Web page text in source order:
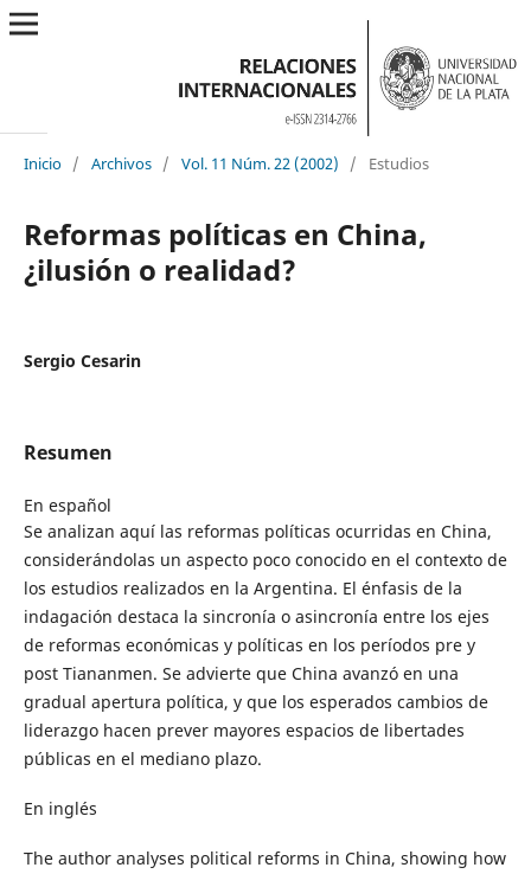
Inicio / Archivos / Vol. 11 Núm. 22 (2002) / Estudios
Reformas políticas en China,
¿ilusión o realidad?
Sergio Cesarin
Resumen
En español
Se analizan aquí las reformas políticas ocurridas en China,
considerándolas un aspecto poco conocido en el contexto de
los estudios realizados en la Argentina. El énfasis de la
indagación destaca la sincronía o asincronía entre los ejes
de reformas económicas y políticas en los períodos pre y
post Tiananmen. Se advierte que China avanzó en una
gradual apertura política, y que los esperados cambios de
liderazgo hacen prever mayores espacios de libertades
públicas en el mediano plazo.
En inglés
The author analyses political reforms in China, showing how